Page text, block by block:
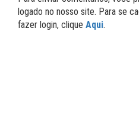
logado no nosso site. Para se
fazer login, clique Aqui.